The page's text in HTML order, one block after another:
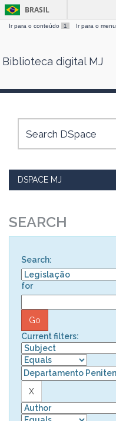
Skip
BRASIL
Ir para o conteúdo 1 Ir para o menu
Biblioteca digital MJ
DSPACE MJ
SEARCH
Search:
for
Current filters: